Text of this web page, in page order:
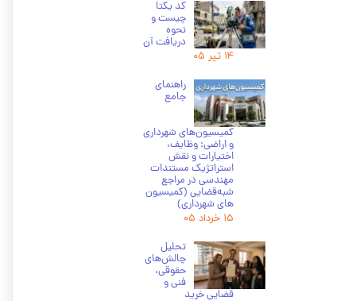
کد یکتا
چیست و
نحوه
دریافت آن
۱۴ تیر ۰۵
راهنمای
جامع
کمیسیون‌های شهرداری
و اراضی: وظایف،
اختیارات و نقش
استراتژیک مستندات
مهندسی در مراجع
شبه‌قضایی (کمیسیون
های شهرداری)
۱۵ خرداد ۰۵
تحلیل
چالش‌های
حقوقی،
فنی و
قضایی خرید